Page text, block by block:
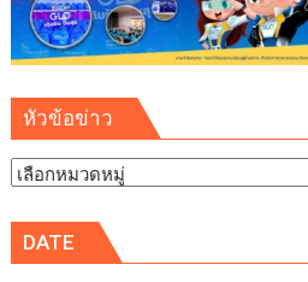
หัวข้อข่าว
หัวข้อ
DATE